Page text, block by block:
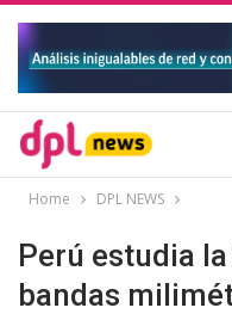
Home DPL NEWS
Perú estudia
bandas